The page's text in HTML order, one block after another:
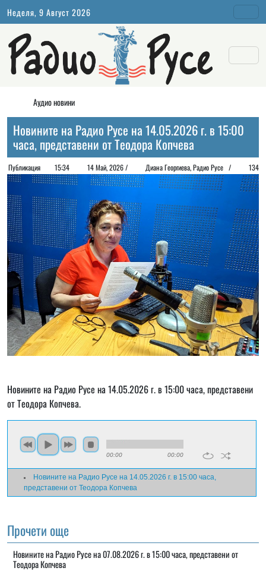
Неделя, 9 Август 2026
Аудио новини
Новините на Радио Русе на 14.05.2026 г. в 15:00
часа, представени от Теодора Копчева
Публикация 15:34 14 Май, 2026 / Диана Георгиeва, Радио Русе / 134
Новините на Радио Русе на 14.05.2026 г. в 15:00 часа, представени
от Теодора Копчева.
00:00 00:00
Новините на Радио Русе на 14.05.2026 г. в 15:00 часа,
представени от Теодора Копчева
Прочети още
Новините на Радио Русе на 07.08.2026 г. в 15:00 часа, представени от
Теодора Копчева